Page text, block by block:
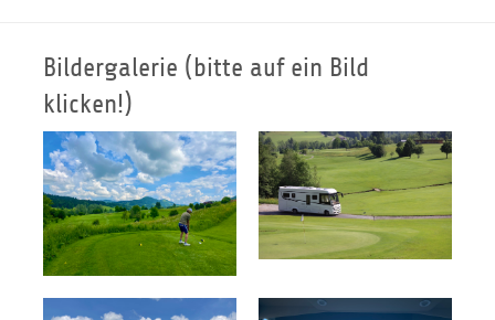
Bildergalerie (bitte auf ein Bild
klicken!)